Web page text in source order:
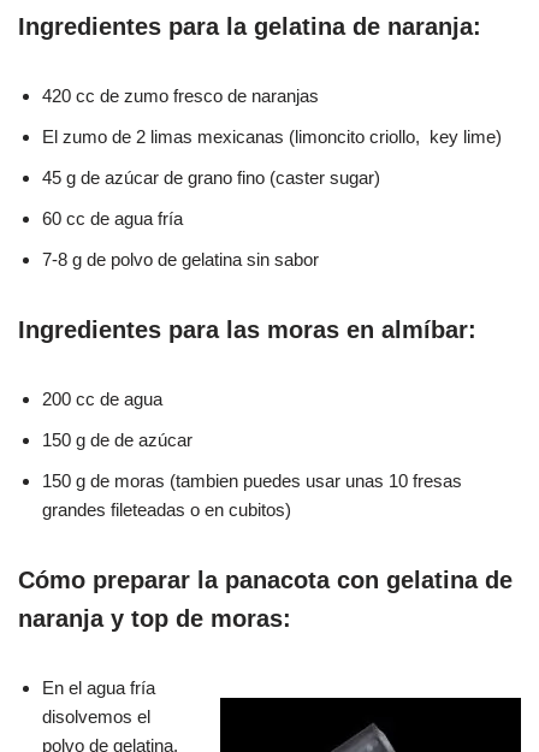
Ingredientes para la gelatina de naranja:
420 cc de zumo fresco de naranjas
El zumo de 2 limas mexicanas (limoncito criollo, key lime)
45 g de azúcar de grano fino (caster sugar)
60 cc de agua fría
7-8 g de polvo de gelatina sin sabor
Ingredientes para las moras en almíbar:
200 cc de agua
150 g de de azúcar
150 g de moras (tambien puedes usar unas 10 fresas
grandes fileteadas o en cubitos)
Cómo preparar la panacota con gelatina de
naranja y top de moras:
En el agua fría
disolvemos el
polvo de gelatina,